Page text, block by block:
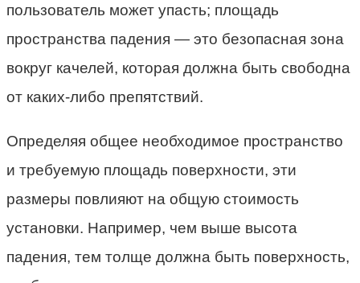
пользователь может упасть; площадь
пространства падения — это безопасная зона
вокруг качелей, которая должна быть свободна
от каких-либо препятствий.
Определяя общее необходимое пространство
и требуемую площадь поверхности, эти
размеры повлияют на общую стоимость
установки. Например, чем выше высота
падения, тем толще должна быть поверхность,